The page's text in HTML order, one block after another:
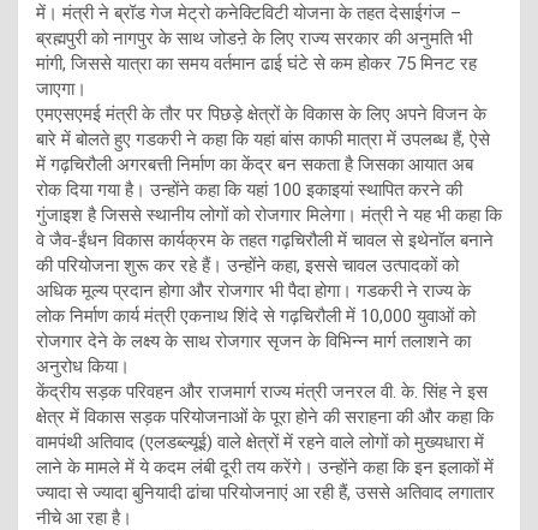
में। मंत्री ने ब्रॉड गेज मेट्रो कनेक्टिविटी योजना के तहत देसाईगंज –
ब्रह्मपुरी को नागपुर के साथ जोडऩे के लिए राज्य सरकार की अनुमति भी
मांगी, जिससे यात्रा का समय वर्तमान ढाई घंटे से कम होकर 75 मिनट रह
जाएगा।
एमएसएमई मंत्री के तौर पर पिछड़े क्षेत्रों के विकास के लिए अपने विजन के
बारे में बोलते हुए गडकरी ने कहा कि यहां बांस काफी मात्रा में उपलब्ध हैं, ऐसे
में गढ़चिरौली अगरबत्ती निर्माण का केंद्र बन सकता है जिसका आयात अब
रोक दिया गया है। उन्होंने कहा कि यहां 100 इकाइयां स्थापित करने की
गुंजाइश है जिससे स्थानीय लोगों को रोजगार मिलेगा। मंत्री ने यह भी कहा कि
वे जैव-ईंधन विकास कार्यक्रम के तहत गढ़चिरौली में चावल से इथेनॉल बनाने
की परियोजना शुरू कर रहे हैं। उन्होंने कहा, इससे चावल उत्पादकों को
अधिक मूल्य प्रदान होगा और रोजगार भी पैदा होगा। गडकरी ने राज्य के
लोक निर्माण कार्य मंत्री एकनाथ शिंदे से गढ़चिरौली में 10,000 युवाओं को
रोजगार देने के लक्ष्य के साथ रोजगार सृजन के विभिन्न मार्ग तलाशने का
अनुरोध किया।
केंद्रीय सड़क परिवहन और राजमार्ग राज्य मंत्री जनरल वी. के. सिंह ने इस
क्षेत्र में विकास सड़क परियोजनाओं के पूरा होने की सराहना की और कहा कि
वामपंथी अतिवाद (एलडब्ल्यूई) वाले क्षेत्रों में रहने वाले लोगों को मुख्यधारा में
लाने के मामले में ये कदम लंबी दूरी तय करेंगे। उन्होंने कहा कि इन इलाकों में
ज्यादा से ज्यादा बुनियादी ढांचा परियोजनाएं आ रही हैं, उससे अतिवाद लगातार
नीचे आ रहा है।